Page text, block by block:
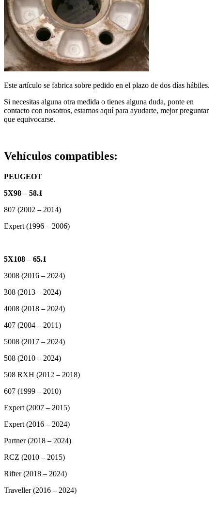
Este artículo se fabrica sobre pedido en el plazo de dos días hábiles.
Si necesitas alguna otra medida o tienes alguna duda, ponte en
contacto con nosotros, estamos aquí para ayudarte, mejor preguntar
que equivocarse.
Vehículos compatibles:
PEUGEOT
5X98 – 58.1
807 (2002 – 2014)
Expert (1996 – 2006)
5X108 – 65.1
3008 (2016 – 2024)
308 (2013 – 2024)
4008 (2018 – 2024)
407 (2004 – 2011)
5008 (2017 – 2024)
508 (2010 – 2024)
508 RXH (2012 – 2018)
607 (1999 – 2010)
Expert (2007 – 2015)
Expert (2016 – 2024)
Partner (2018 – 2024)
RCZ (2010 – 2015)
Rifter (2018 – 2024)
Traveller (2016 – 2024)